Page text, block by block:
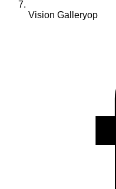
Vision Galleryop